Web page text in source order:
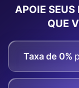
APOIE SEUS
QUE
Taxa de 0%